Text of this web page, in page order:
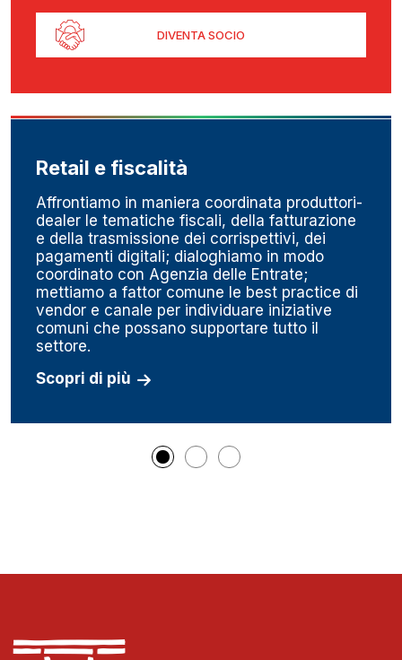
DIVENTA SOCIO
Retail e fiscalità
Affrontiamo in maniera coordinata produttori-
dealer le tematiche fiscali, della fatturazione
e della trasmissione dei corrispettivi, dei
pagamenti digitali; dialoghiamo in modo
coordinato con Agenzia delle Entrate;
mettiamo a fattor comune le best practice di
vendor e canale per individuare iniziative
comuni che possano supportare tutto il
settore.
Scopri di più